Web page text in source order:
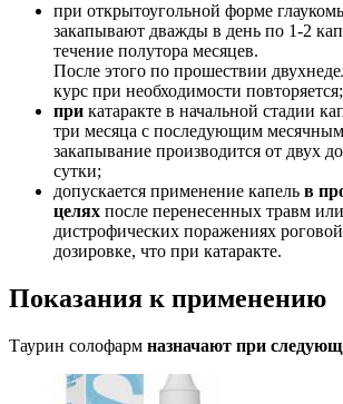
при открытоугольной форме
закапывают дважды в день по 1-2
течение полутора месяцев.
После этого по прошествии
курс при необходимости повторяется;
при катаракте в начальной стадии
три месяца с последующим
закапывание производится от двух
сутки;
допускается применение капель в
целях после перенесенных травм
дистрофических поражениях
дозировке, что при катаракте.
Показания к применению
Таурин солофарм назначают при